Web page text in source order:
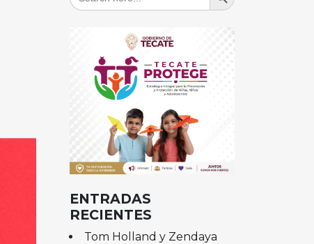
ENTRADAS
RECIENTES
Tom Holland y Zendaya